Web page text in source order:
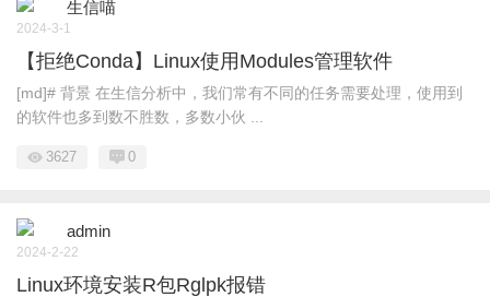
生信喵
2024-3-1
【拒绝Conda】Linux使用Modules管理软件
[md]# 背景 在生信分析中，我们常有不同的任务需要处理，使用到
的软件也多到数不胜数，多数小伙 ...
3627 0
admin
2024-2-22
Linux环境安装R包Rglpk报错